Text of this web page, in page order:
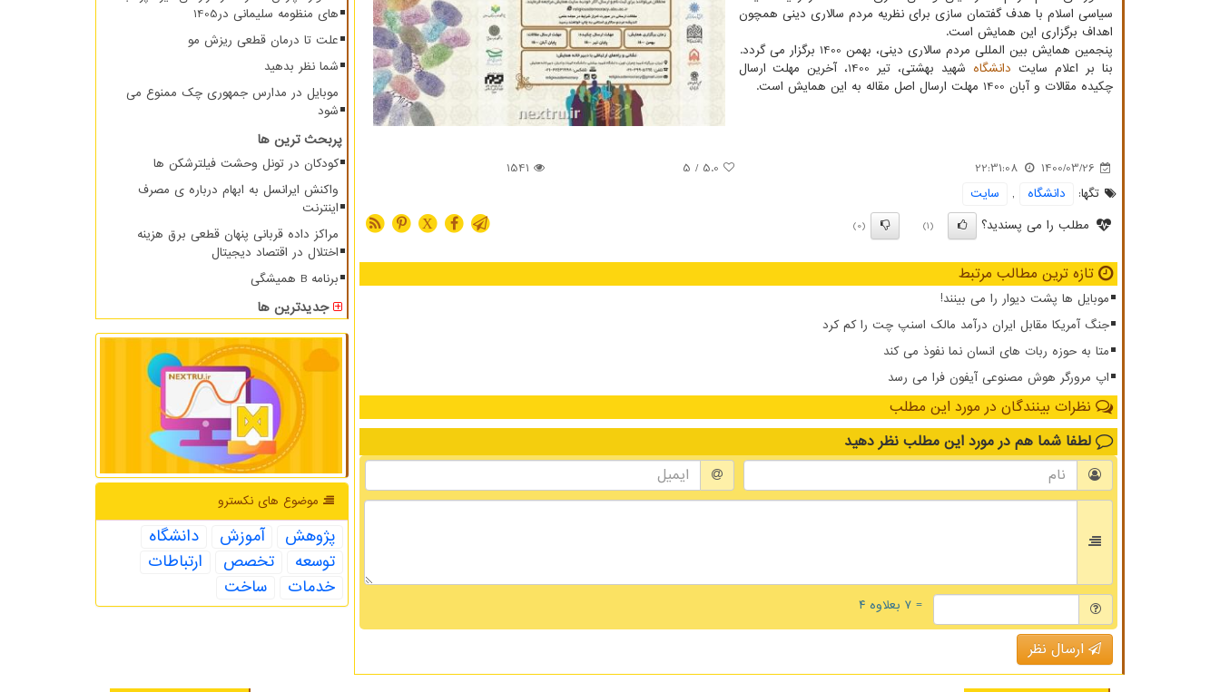
سیاسی اسلام با هدف گفتمان سازی برای نظریه مردم سالاری دینی همچون
اهداف برگزاری این همایش است.
پنجمین همایش بین المللی مردم سالاری دینی، بهمن 1400 برگزار می گردد.
بنا بر اعلام سایت دانشگاه
شهید بهشتی، تیر 1400، آخرین مهلت ارسال
چکیده مقالات و آبان 1400 مهلت ارسال اصل مقاله به این همایش است.
1400/03/26
22:31:08
5.0
/ 5
1541
تگها:
دانشگاه ,
سایت
مطلب را می پسندید؟
(1)
(0)
X
تازه ترین مطالب مرتبط
موبایل ها پشت دیوار را می بینند!
جنگ آمریکا مقابل ایران درآمد مالک اسنپ چت را کم کرد
متا به حوزه ربات های انسان نما نفوذ می کند
اپ مرورگر هوش مصنوعی آیفون فرا می رسد
نظرات بینندگان در مورد این مطلب
لطفا شما هم در مورد این مطلب نظر دهید
= ۷ بعلاوه ۴
ارسال نظر
های منظومه سلیمانی در1405
علت تا درمان قطعی ریزش مو
شما نظر بدهید
موبایل در مدارس جمهوری چک ممنوع می
شود
پربحث ترین ها
کودکان در تونل وحشت فیلترشکن ها
واکنش ایرانسل به ابهام درباره ی مصرف
اینترنت
مراکز داده قربانی پنهان قطعی برق هزینه
اختلال در اقتصاد دیجیتال
برنامه B همیشگی
جدیدترین ها
موضوع های نكسترو
پژوهش آموزش
دانشگاه
توسعه
تخصص
ارتباطات
خدمات
ساخت